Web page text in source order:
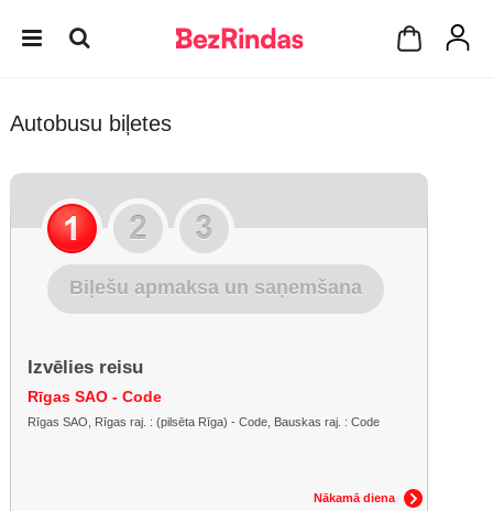
Autobusu biļetes
Biļešu apmaksa un saņemšana
Izvēlies reisu
Rīgas SAO - Code
Rīgas SAO, Rīgas raj. : (pilsēta Rīga) - Code, Bauskas raj. : Code
Nākamā diena